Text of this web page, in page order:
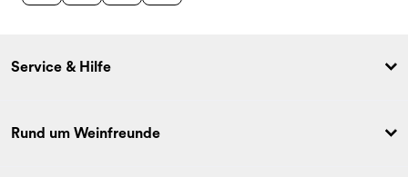
Service & Hilfe
Rund um Weinfreunde